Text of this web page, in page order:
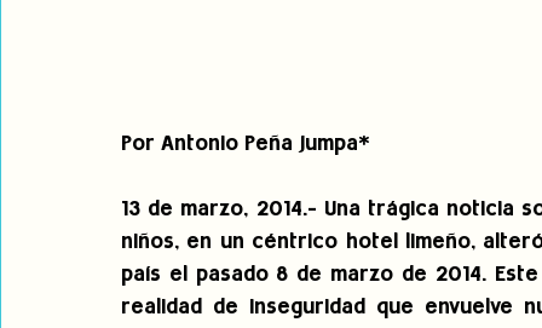
Por Antonio Peña Jumpa*
13 de marzo, 2014.- Una trágica noticia
niños, en un céntrico hotel limeño,
país el pasado 8 de marzo de 2014.
realidad de inseguridad que envuelve